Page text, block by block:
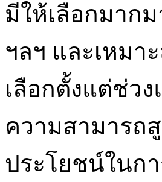
มีให้เลือกมาก
ฯลฯ และเหมา
เลือกตั้งแต่ช่ว
ความสามารถ
ประโยชน์ในก